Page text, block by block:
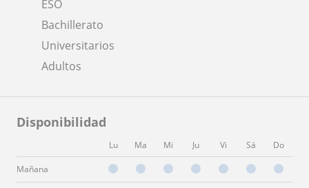
ESO
Bachillerato
Universitarios
Adultos
Disponibilidad
Lu Ma Mi Ju Vi Sá Do
Mañana